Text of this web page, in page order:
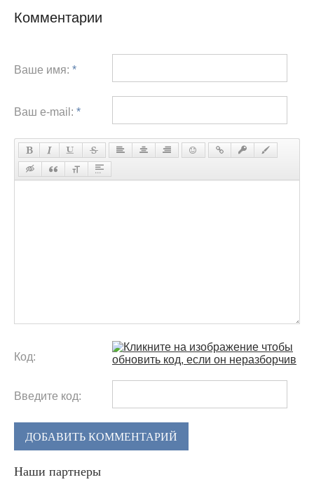
Комментарии
Ваше имя: *
Ваш e-mail: *
Код:
Введите код:
ДОБАВИТЬ КОММЕНТАРИЙ
Наши партнеры